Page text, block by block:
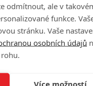
3
One
novými
2
Nová
odmítnout, ale v
funkce.
stránku. Vaše
osobních údajů
Více možností